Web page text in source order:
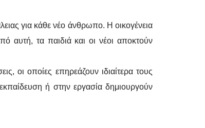
για κάθε νέο άνθρωπο. Η οικογένεια
αυτή, τα παιδιά και οι νέοι αποκτούν
οι οποίες επηρεάζουν ιδιαίτερα τους
ή στην εργασία δημιουργούν